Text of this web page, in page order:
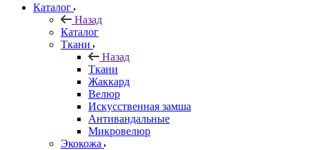
Каталог
Назад
Каталог
Ткани
Назад
Ткани
Жаккард
Велюр
Искусственная замша
Антивандальные
Микровелюр
Экокожа